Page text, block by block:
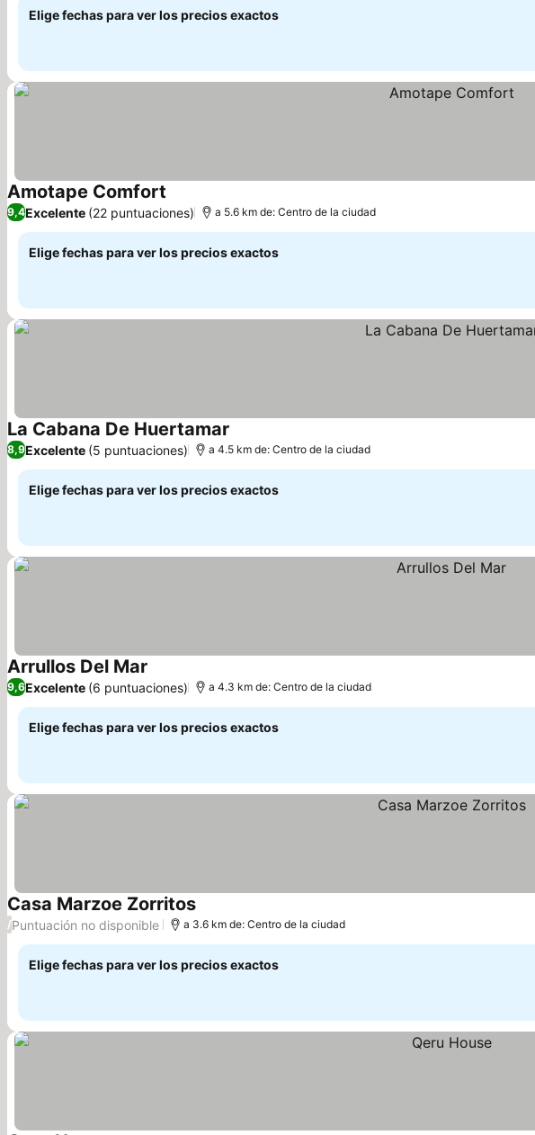
Elige fechas para ver los precios exactos
Amotape Comfort Ver precios
9,4Excelente (22 puntuaciones) a 5.6 km de: Centro de la ciudad
Elige fechas para ver los precios exactos
La Cabana De Huertamar
8,9Excelente (5 puntuaciones) a 4.5 km de: Centro de la ciudad
Elige fechas para ver los precios exactos
Arrullos Del Mar Ver precios
9,6Excelente (6 puntuaciones) a 4.3 km de: Centro de la ciudad
Elige fechas para ver los precios exactos
Casa Marzoe ZorritosVer precios
/Puntuación no disponible a 3.6 km de: Centro de la ciudad
Elige fechas para ver los precios exactos